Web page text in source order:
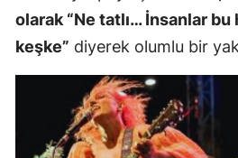
olarak “Ne tatlı… İnsanlar
keşke” diyerek olumlu bir